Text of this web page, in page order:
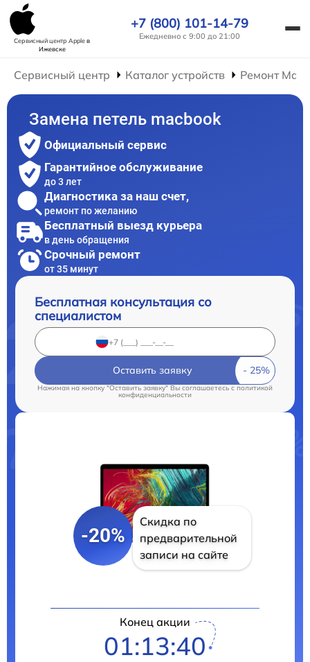
Сервисный центр Appleв
Ижевске
+7 (800) 101-14-79
Ежедневно с 9:00 до 21:00
Сервисный центр Каталог устройств Ремонт
Замена петель macbook
Официальный сервис
Гарантийное обслуживание
до 3 лет
Диагностика за наш счет,
ремонт по желанию
Бесплатный выезд курьера
в день обращения
Срочный ремонт
от 35 минут
Бесплатная консультация со
специалистом
Оставить заявку
Нажимая на кнопку "Оставить заявку" Вы соглашаетесь cполитикой
конфиденциальности
-20%
Скидка по
предварительной
записи на сайте
Конец акции
01:13:39